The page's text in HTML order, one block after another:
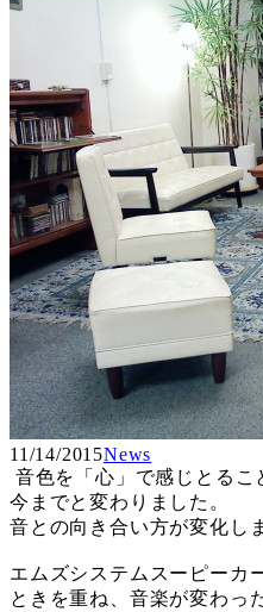
11/14/2015News
音色を「心」で感じとる
今までと変わりました。
音との向き合い方が変化し
エムズシステムスーピーカ
ときを重ね、音楽が変わっ